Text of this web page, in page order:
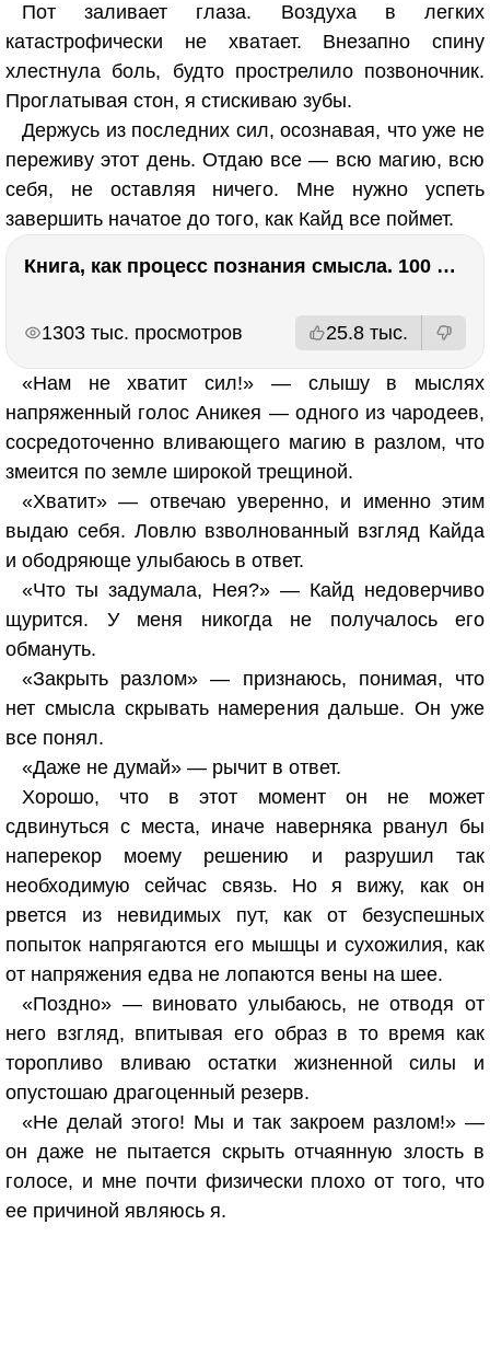
Пот заливает глаза. Воздуха в легких
катастрофически не хватает. Внезапно спину
хлестнула боль, будто прострелило позвоночник.
Проглатывая стон, я стискиваю зубы.
Держусь из последних сил, осознавая, что уже не
переживу этот день. Отдаю все — всю магию, всю
себя, не оставляя ничего. Мне нужно успеть
завершить начатое до того, как Кайд все поймет.
Книга, как процесс познания смысла. 100 великих книг: напутствие для читателя. Евгений Жаринов
1303 тыс. просмотров 25.8 тыс.
«Нам не хватит сил!» — слышу в мыслях
напряженный голос Аникея — одного из чародеев,
сосредоточенно вливающего магию в разлом, что
змеится по земле широкой трещиной.
«Хватит» — отвечаю уверенно, и именно этим
выдаю себя. Ловлю взволнованный взгляд Кайда
и ободряюще улыбаюсь в ответ.
«Что ты задумала, Нея?» — Кайд недоверчиво
щурится. У меня никогда не получалось его
обмануть.
«Закрыть разлом» — признаюсь, понимая, что
нет смысла скрывать намерения дальше. Он уже
все понял.
«Даже не думай» — рычит в ответ.
Хорошо, что в этот момент он не может
сдвинуться с места, иначе наверняка рванул бы
наперекор моему решению и разрушил так
необходимую сейчас связь. Но я вижу, как он
рвется из невидимых пут, как от безуспешных
попыток напрягаются его мышцы и сухожилия, как
от напряжения едва не лопаются вены на шее.
«Поздно» — виновато улыбаюсь, не отводя от
него взгляд, впитывая его образ в то время как
торопливо вливаю остатки жизненной силы и
опустошаю драгоценный резерв.
«Не делай этого! Мы и так закроем разлом!» —
он даже не пытается скрыть отчаянную злость в
голосе, и мне почти физически плохо от того, что
ее причиной являюсь я.